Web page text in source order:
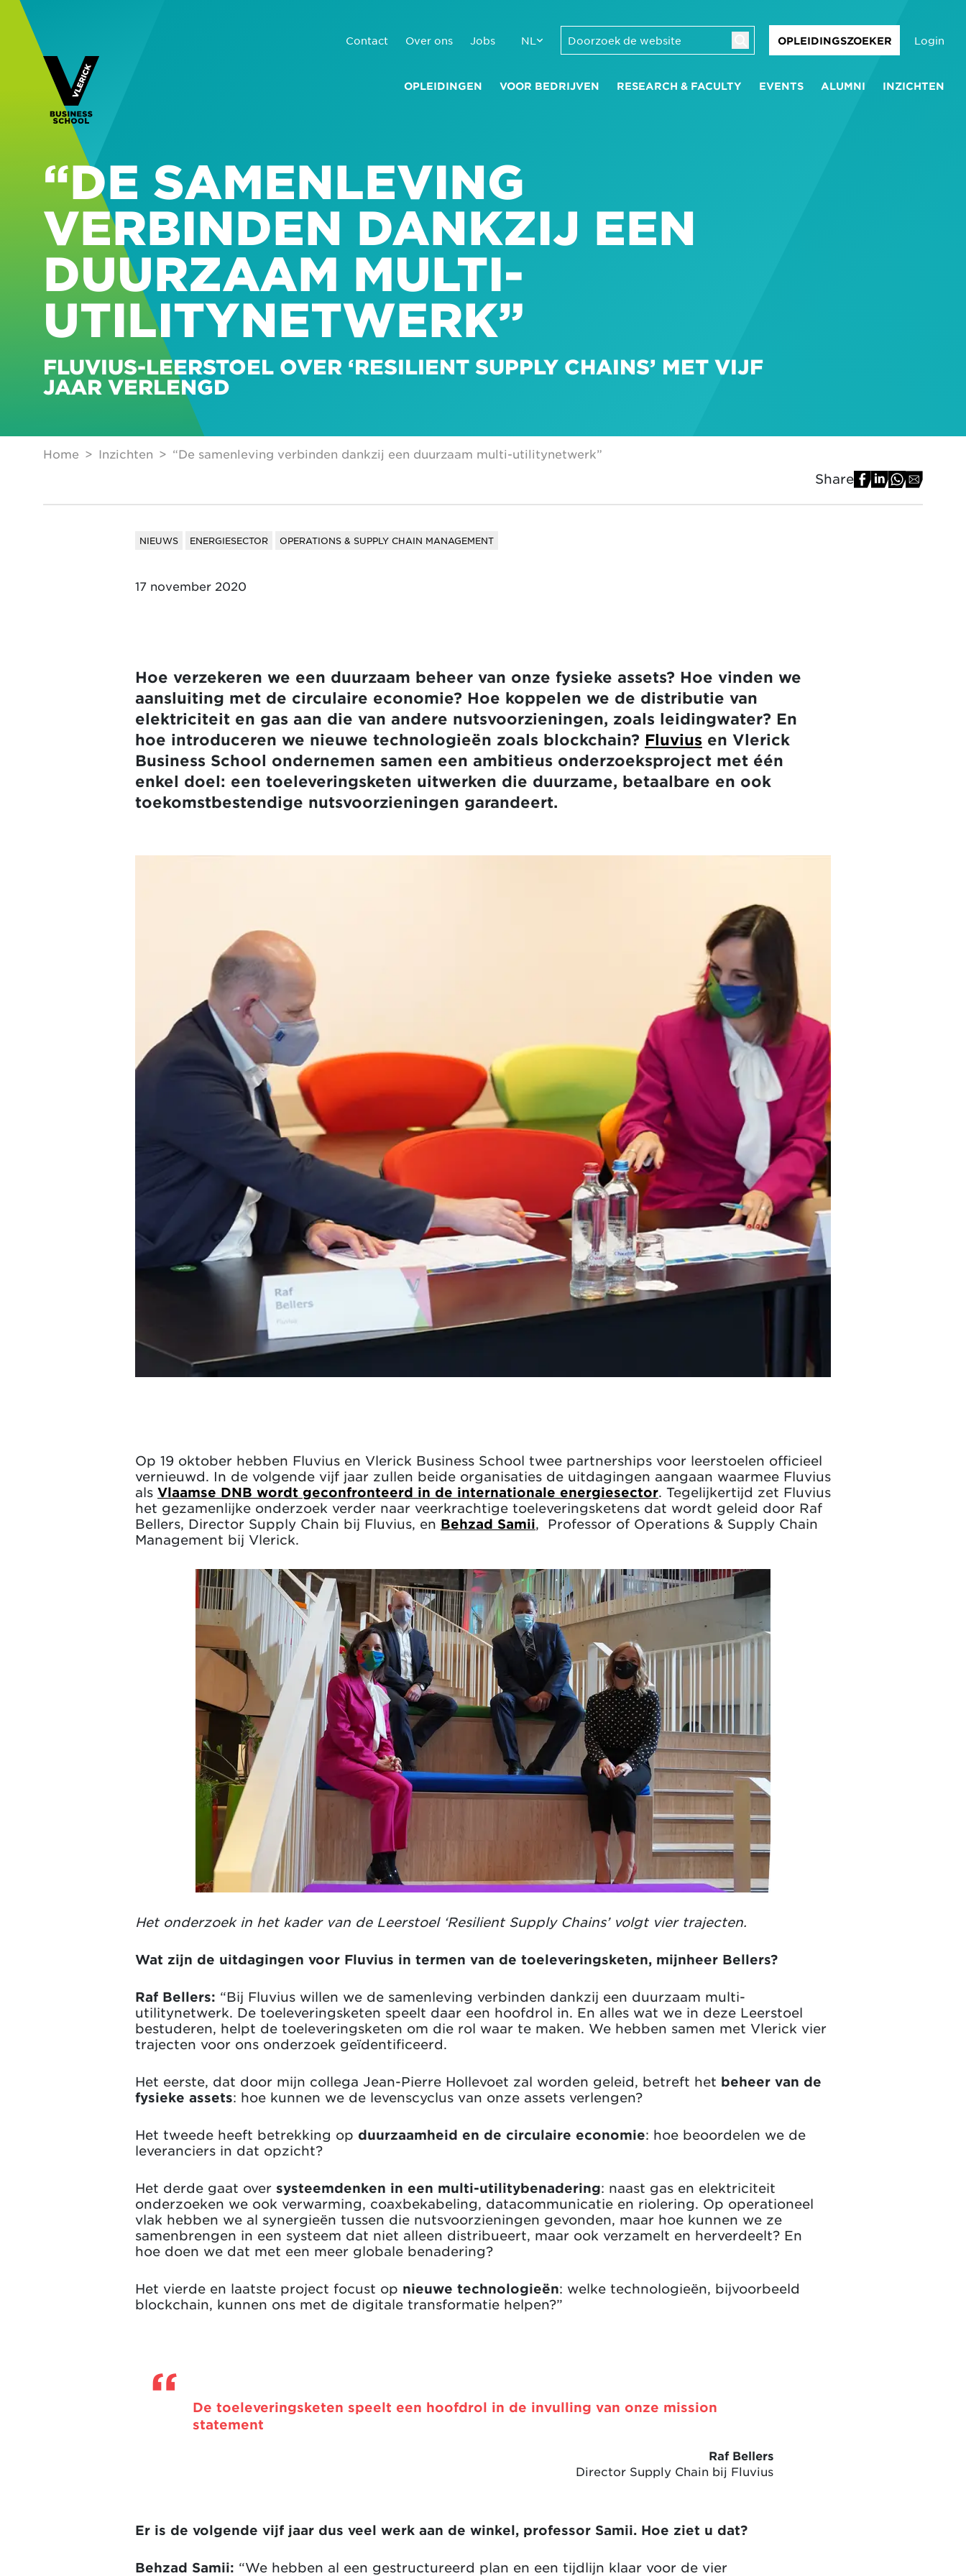
Contact Over ons Jobs NL OPLEIDINGSZOEKER Login
OPLEIDINGEN VOOR BEDRIJVEN RESEARCH & FACULTY EVENTS ALUMNI INZICHTEN
“DE SAMENLEVING
VERBINDEN DANKZIJ EEN
DUURZAAM MULTI-
UTILITYNETWERK”
FLUVIUS-LEERSTOEL OVER ‘RESILIENT SUPPLY CHAINS’ MET VIJF
JAAR VERLENGD
Home Inzichten “De samenleving verbinden dankzij een duurzaam multi-utilitynetwerk”
Share
NIEUWS ENERGIESECTOR OPERATIONS & SUPPLY CHAIN MANAGEMENT
17 november 2020
Hoe verzekeren we een duurzaam beheer van onze fysieke assets? Hoe vinden we
aansluiting met de circulaire economie? Hoe koppelen we de distributie van
elektriciteit en gas aan die van andere nutsvoorzieningen, zoals leidingwater? En
hoe introduceren we nieuwe technologieën zoals blockchain? Fluvius en Vlerick
Business School ondernemen samen een ambitieus onderzoeksproject met één
enkel doel: een toeleveringsketen uitwerken die duurzame, betaalbare en ook
toekomstbestendige nutsvoorzieningen garandeert.
Op 19 oktober hebben Fluvius en Vlerick Business School twee partnerships voor leerstoelen officieel
vernieuwd. In de volgende vijf jaar zullen beide organisaties de uitdagingen aangaan waarmee Fluvius
als Vlaamse DNB wordt geconfronteerd in de internationale energiesector. Tegelijkertijd zet Fluvius
het gezamenlijke onderzoek verder naar veerkrachtige toeleveringsketens dat wordt geleid door Raf
Bellers, Director Supply Chain bij Fluvius, en Behzad Samii, Professor of Operations & Supply Chain
Management bij Vlerick.
Het onderzoek in het kader van de Leerstoel ‘Resilient Supply Chains’ volgt vier trajecten.
Wat zijn de uitdagingen voor Fluvius in termen van de toeleveringsketen, mijnheer Bellers?
Raf Bellers: “Bij Fluvius willen we de samenleving verbinden dankzij een duurzaam multi-
utilitynetwerk. De toeleveringsketen speelt daar een hoofdrol in. En alles wat we in deze Leerstoel
bestuderen, helpt de toeleveringsketen om die rol waar te maken. We hebben samen met Vlerick vier
trajecten voor ons onderzoek geïdentificeerd.
Het eerste, dat door mijn collega Jean-Pierre Hollevoet zal worden geleid, betreft het beheer van de
fysieke assets: hoe kunnen we de levenscyclus van onze assets verlengen?
Het tweede heeft betrekking op duurzaamheid en de circulaire economie: hoe beoordelen we de
leveranciers in dat opzicht?
Het derde gaat over systeemdenken in een multi-utilitybenadering: naast gas en elektriciteit
onderzoeken we ook verwarming, coaxbekabeling, datacommunicatie en riolering. Op operationeel
vlak hebben we al synergieën tussen die nutsvoorzieningen gevonden, maar hoe kunnen we ze
samenbrengen in een systeem dat niet alleen distribueert, maar ook verzamelt en herverdeelt? En
hoe doen we dat met een meer globale benadering?
Het vierde en laatste project focust op nieuwe technologieën: welke technologieën, bijvoorbeeld
blockchain, kunnen ons met de digitale transformatie helpen?”
De toeleveringsketen speelt een hoofdrol in de invulling van onze mission
statement
Raf Bellers
Director Supply Chain bij Fluvius
Er is de volgende vijf jaar dus veel werk aan de winkel, professor Samii. Hoe ziet u dat?
Behzad Samii: “We hebben al een gestructureerd plan en een tijdlijn klaar voor de vier